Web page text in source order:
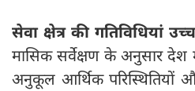
सेवा क्षेत्र की गतिविधियां
मासिक सर्वेक्षण के अनुसार देश में
अनुकूल आर्थिक परिस्थितियों